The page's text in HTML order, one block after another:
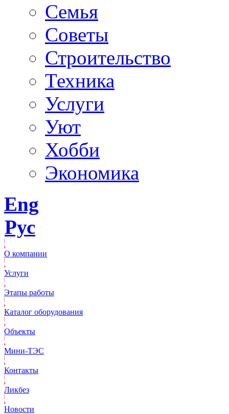
Семья
Советы
Строительство
Техника
Услуги
Уют
Хобби
Экономика
Eng
Рус
О компании
Услуги
Этапы работы
Каталог оборудования
Объекты
Mини-ТЭС
Контакты
Ликбез
Новости